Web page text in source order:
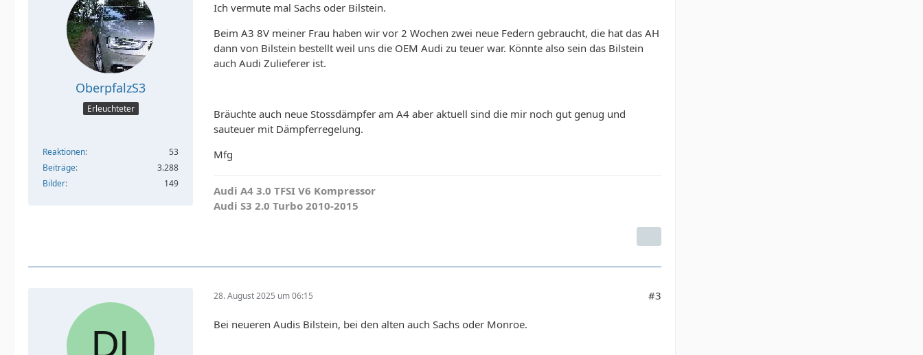
OberpfalzS3
Erleuchteter
Reaktionen
53
Beiträge
3.288
Bilder
149
Ich vermute mal Sachs oder Bilstein.
Beim A3 8V meiner Frau haben wir vor 2 Wochen zwei neue Federn gebraucht, die hat das AH
dann von Bilstein bestellt weil uns die OEM Audi zu teuer war. Könnte also sein das Bilstein
auch Audi Zulieferer ist.
Bräuchte auch neue Stossdämpfer am A4 aber aktuell sind die mir noch gut genug und
sauteuer mit Dämpferregelung.
Mfg
Audi A4 3.0 TFSI V6 Kompressor
Audi S3 2.0 Turbo 2010-2015
28. August 2025 um 06:15 #3
Bei neueren Audis Bilstein, bei den alten auch Sachs oder Monroe.